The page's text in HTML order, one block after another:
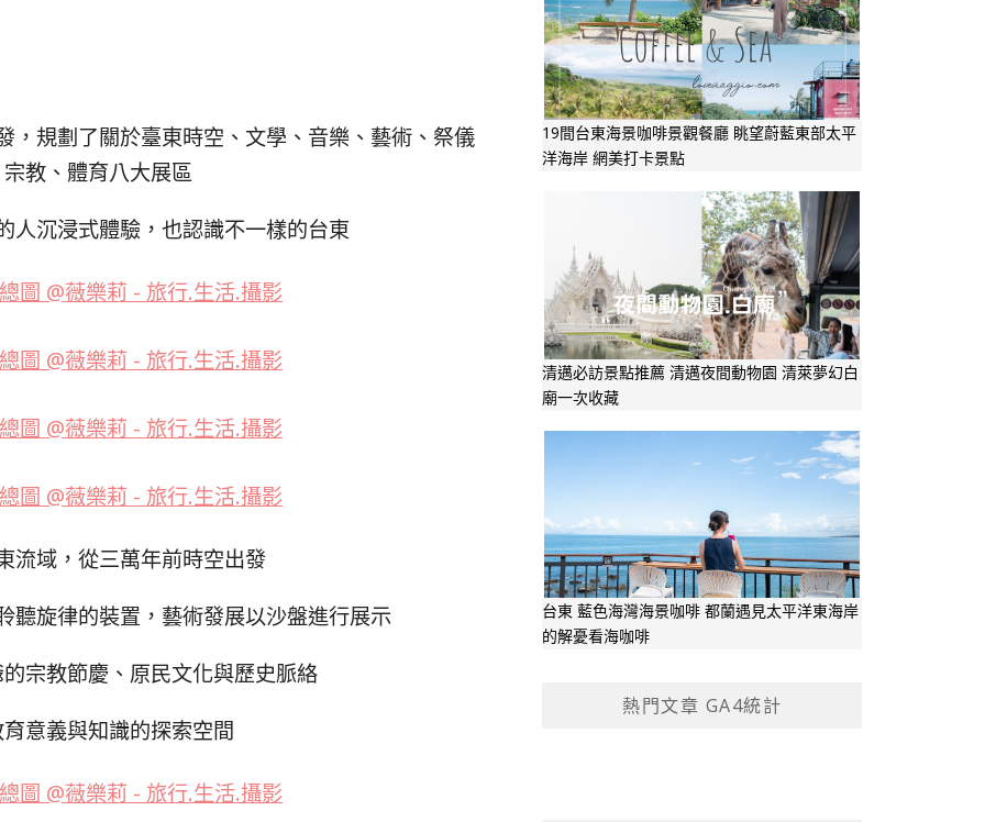
，規劃了關於臺東時空、文學、音樂、藝術、祭儀
教、體育八大展區
人沉浸式體驗，也認識不一樣的台東
流域，從三萬年前時空出發
聽旋律的裝置，藝術發展以沙盤進行展示
宗教節慶、原民文化與歷史脈絡
意義與知識的探索空間
19間台東海景咖啡景觀餐廳 眺望蔚藍東部太平
洋海岸 網美打卡景點
清邁必訪景點推薦 清邁夜間動物園 清萊夢幻白
廟一次收藏
台東 藍色海灣海景咖啡 都蘭遇見太平洋東海岸
的解憂看海咖啡
熱門文章 GA4統計